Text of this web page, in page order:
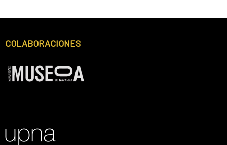
Footer
COLABORACIONES